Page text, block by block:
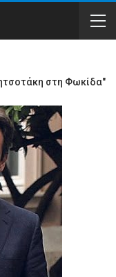
στη Φωκίδα"